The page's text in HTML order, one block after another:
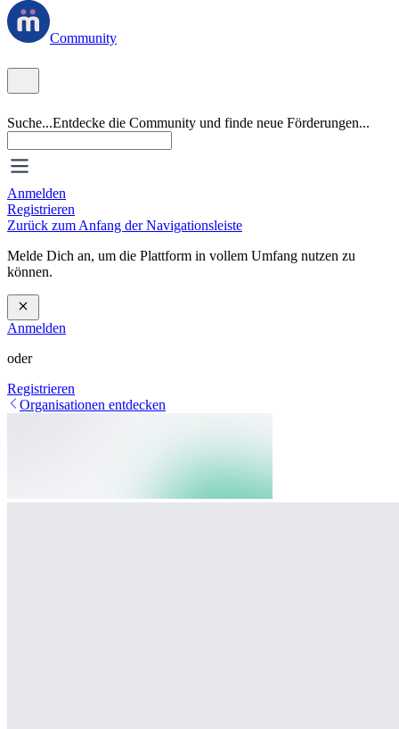
Community
Suche...Entdecke die Community und finde neue Förderungen...
Anmelden
Registrieren
Zurück zum Anfang der Navigationsleiste
Melde Dich an, um die Plattform in vollem Umfang nutzen zu
können.
Anmelden
oder
Registrieren
Organisationen entdecken